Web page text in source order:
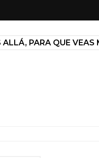
PARA QUE VEAS